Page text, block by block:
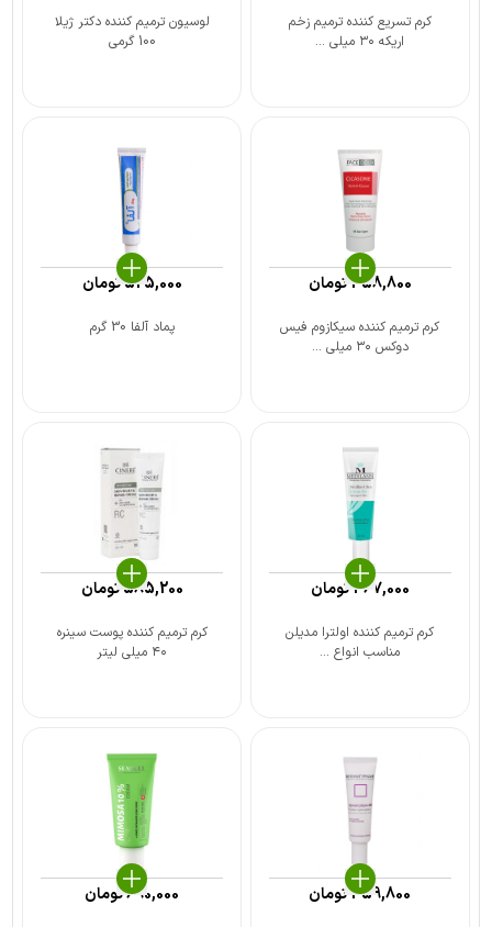
کرم تسریع کننده ترمیم زخم
اریکه ۳۰ میلی ...
لوسیون ترمیم کننده دکتر ژیلا
100 گرمی
کرم ترمیم کننده سیکازوم فیس
دوکس ۳۰ میلی ...
358,800تومان
پماد آلفا 30 گرم
525,000تومان
کرم ترمیم کننده اولترا مدیلن
مناسب انواع ...
467,000تومان
کرم ترمیم کننده پوست سینره
۴۰ میلی لیتر
585,200تومان
459,800تومان 690,000تومان